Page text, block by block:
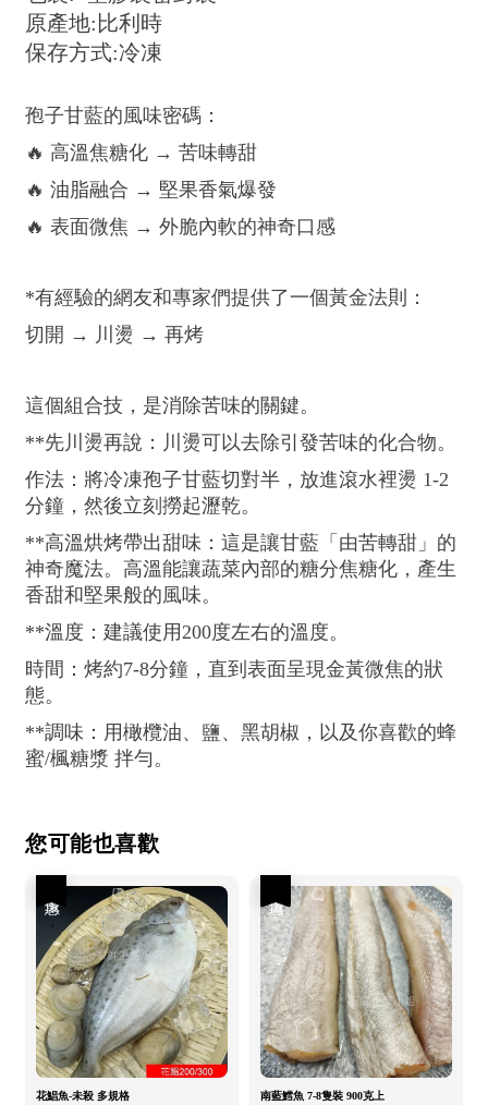
原產地:比利時
保存方式:冷凍
孢子甘藍的風味密碼：
🔥 高溫焦糖化 → 苦味轉甜
🔥 油脂融合 → 堅果香氣爆發
🔥 表面微焦 → 外脆內軟的神奇口感
*有經驗的網友和專家們提供了一個黃金法則：
切開 → 川燙 → 再烤
這個組合技，是消除苦味的關鍵。
**先川燙再說：川燙可以去除引發苦味的化合物。
作法：將冷凍孢子甘藍切對半，放進滾水裡燙 1-2
分鐘，然後立刻撈起瀝乾。
**高溫烘烤帶出甜味：這是讓甘藍「由苦轉甜」的
神奇魔法。高溫能讓蔬菜內部的糖分焦糖化，產生
香甜和堅果般的風味。
**溫度：建議使用200度左右的溫度。
時間：烤約7-8分鐘，直到表面呈現金黃微焦的狀
態。
**調味：用橄欖油、鹽、黑胡椒，以及你喜歡的蜂
蜜/楓糖漿 拌勻。
您可能也喜歡
花鯧魚-未殺 多規格 南藍鱈魚 7-8隻裝 900克上